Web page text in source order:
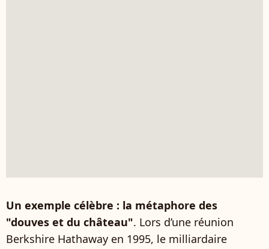
Un exemple célèbre : la métaphore des
"douves et du château". Lors d’une réunion
Berkshire Hathaway en 1995, le milliardaire